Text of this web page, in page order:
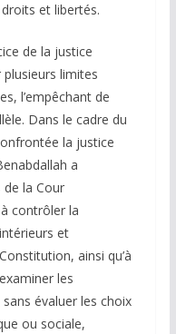
et libertés.
de la justice
limites
l’empêchant de
Dans le cadre du
la justice
a
la Cour
contrôler la
et
ainsi qu’à
les
évaluer les choix
ou sociale,